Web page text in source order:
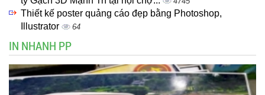
Thiết kế poster quảng cáo đẹp bằng Photoshop,
Illustrator
64
IN NHANH PP